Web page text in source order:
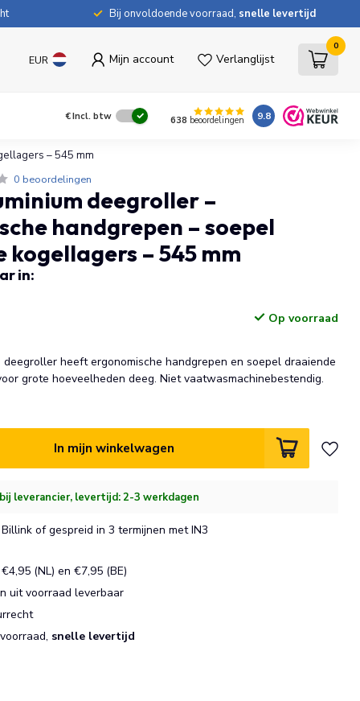
Bij onvoldoende voorraad, snelle levertijd
EUR Mijn account Verlanglijst
0
€Incl. btw 638 beoordelingen 9.8
– 545 mm
0 beoordelingen
deegroller –
handgrepen – soepel
– 545 mm
in:
Op voorraad
deegroller heeft ergonomische handgrepen en soepel draaiende
grote hoeveelheden deeg. Niet vaatwasmachinebestendig.
In mijn winkelwagen
leverancier, levertijd: 2-3 werkdagen
of gespreid in 3 termijnen met IN3
(NL) en €7,95 (BE)
uit voorraad leverbaar
snelle levertijd